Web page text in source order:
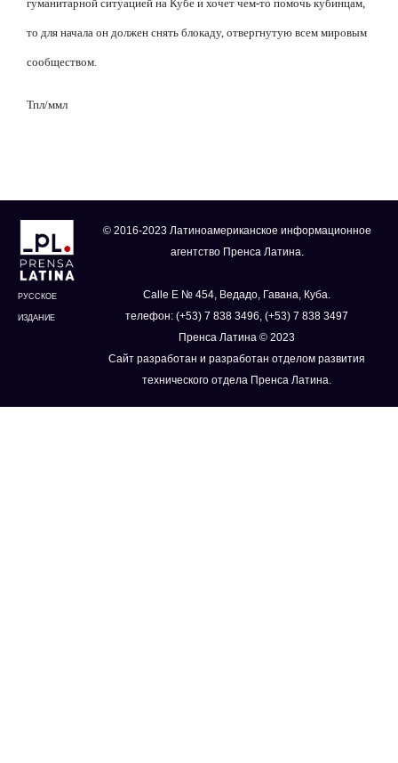
гуманитарной ситуацией на Кубе и хочет чем-то помочь кубинцам,
то для начала он должен снять блокаду, отвергнутую всем мировым
сообществом.
Тпл/ммл
РУССКОЕ
ИЗДАНИЕ
© 2016-2023 Латиноамериканское информационное
агентство Пренса Латина.
Calle E № 454, Ведадо, Гавана, Куба.
телефон: (+53) 7 838 3496, (+53) 7 838 3497
Пренса Латина © 2023
Сайт разработан и разработан отделом развития
технического отдела Пренса Латина.